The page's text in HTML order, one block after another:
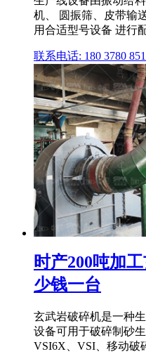
机、 圆振筛、皮带输
用合适型号设备 进行
联系电话: 180 3780
时产200吨加
少钱一台
玄武岩破碎机是一种
设备可用于破碎制砂
VSI6X、VSI、移动破